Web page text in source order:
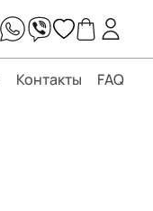
Контакты FAQ